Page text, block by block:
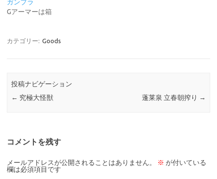
ガンプラ
Gアーマーは箱
カテゴリー: Goods
投稿ナビゲーション
← 究極大怪獣 蓬莱泉 立春朝搾り →
コメントを残す
メールアドレスが公開されることはありません。 ※ が付いている
欄は必須項目です